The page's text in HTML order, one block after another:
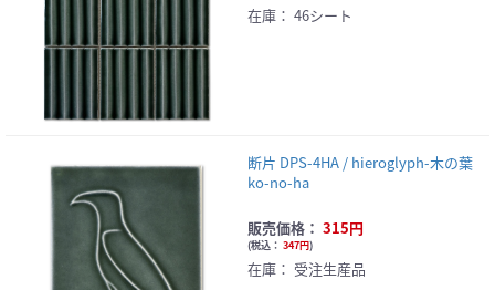
在庫： 46シート
断片 DPS-4HA / hieroglyph-木の葉
ko-no-ha
販売価格： 315円
(税込： 347円)
在庫： 受注生産品